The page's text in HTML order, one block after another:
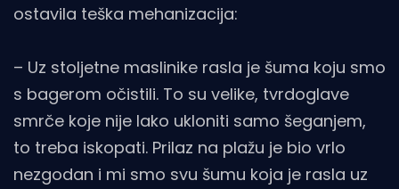
ostavila teška mehanizacija:
– Uz stoljetne maslinike rasla je šuma koju smo
s bagerom očistili. To su velike, tvrdoglave
smrče koje nije lako ukloniti samo šeganjem,
to treba iskopati. Prilaz na plažu je bio vrlo
nezgodan i mi smo svu šumu koja je rasla uz